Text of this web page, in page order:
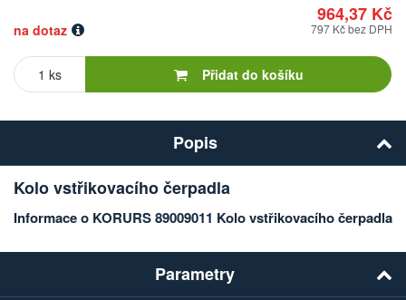
964,37 Kč
na dotaz 797 Kč bez DPH
Počet
Přidat do košíku
Popis
Kolo vstřikovacího čerpadla
Informace o KORURS 89009011 Kolo vstřikovacího čerpadla
Parametry